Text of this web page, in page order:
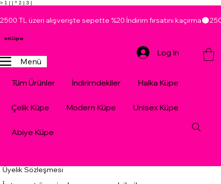
> 1 | | ^ 2 | 3 |
2500 TL üzeri alışverişte sepette %20 İndirim fırsatını kaçırma
Menü
eKüpe
Tüm Ürünler İndirimdekiler Halka Küpe
Çelik Küpe Modern Küpe Unisex Küpe
Abiye Küpe
Log In
Üyelik Sözleşmesi